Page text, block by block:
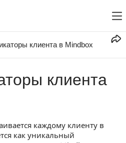
клиента в Mindbox
клиента
каждому клиенту в
как уникальный